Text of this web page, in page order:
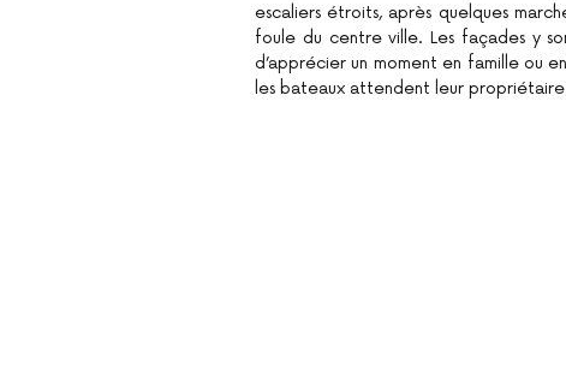
escaliers étroits, après quelques
foule du centre ville. Les façades y
d’apprécier un moment en famille ou
les bateaux attendent leur